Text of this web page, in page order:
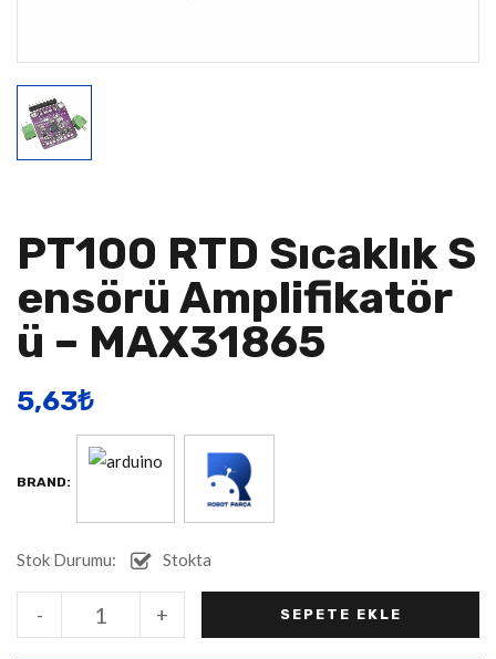
PT100 RTD Sıcaklık S
Ensörü Amplifikatör
Ü – MAX31865
5,63​₺
BRAND:
Stok Durumu: Stokta
+
- SEPETE EKLE
Alternative: